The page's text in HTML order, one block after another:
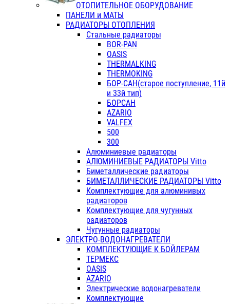
ОТОПИТЕЛЬНОЕ ОБОРУДОВАНИЕ
ПАНЕЛИ и МАТЫ
РАДИАТОРЫ ОТОПЛЕНИЯ
Стальные радиаторы
BOR-PAN
OASIS
THERMALKING
THERMOKING
БОР-САН(старое поступление, 11й
и 33й тип)
БОРСАН
AZARIO
VALFEX
500
300
Алюминиевые радиаторы
АЛЮМИНИЕВЫЕ РАДИАТОРЫ Vitto
Биметаллические радиаторы
БИМЕТАЛЛИЧЕСКИЕ РАДИАТОРЫ Vitto
Комплектующие для алюминивых
радиаторов
Комплектующие для чугунных
радиаторов
Чугунные радиаторы
ЭЛЕКТРО-ВОДОНАГРЕВАТЕЛИ
КОМПЛЕКТУЮЩИЕ К БОЙЛЕРАМ
ТЕРМЕКС
OASIS
AZARIO
Электрические водонагреватели
Комплектующие